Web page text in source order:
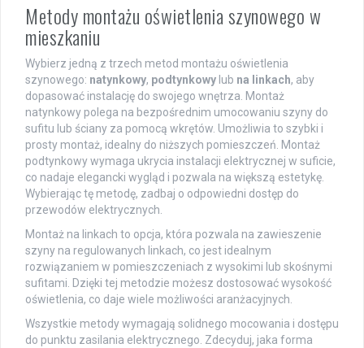
Metody montażu oświetlenia szynowego w
mieszkaniu
Wybierz jedną z trzech metod montażu oświetlenia
szynowego: natynkowy, podtynkowy lub na linkach, aby
dopasować instalację do swojego wnętrza. Montaż
natynkowy polega na bezpośrednim umocowaniu szyny do
sufitu lub ściany za pomocą wkrętów. Umożliwia to szybki i
prosty montaż, idealny do niższych pomieszczeń. Montaż
podtynkowy wymaga ukrycia instalacji elektrycznej w suficie,
co nadaje elegancki wygląd i pozwala na większą estetykę.
Wybierając tę metodę, zadbaj o odpowiedni dostęp do
przewodów elektrycznych.
Montaż na linkach to opcja, która pozwala na zawieszenie
szyny na regulowanych linkach, co jest idealnym
rozwiązaniem w pomieszczeniach z wysokimi lub skośnymi
sufitami. Dzięki tej metodzie możesz dostosować wysokość
oświetlenia, co daje wiele możliwości aranżacyjnych.
Wszystkie metody wymagają solidnego mocowania i dostępu
do punktu zasilania elektrycznego. Zdecyduj, jaka forma